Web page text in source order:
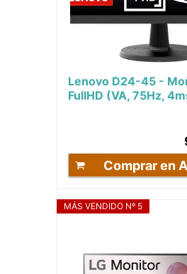
Lenovo D24-45 -
FullHD (VA, 75Hz,
Comprar en
MÁS VENDIDO Nº 5